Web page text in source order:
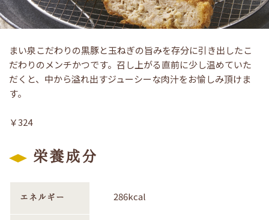
まい泉こだわりの黒豚と玉ねぎの旨みを存分に引き出したこ
だわりのメンチかつです。召し上がる直前に少し温めていた
だくと、中から溢れ出すジューシーな肉汁をお愉しみ頂けま
す。
￥324
栄養成分
エネルギー 286kcal